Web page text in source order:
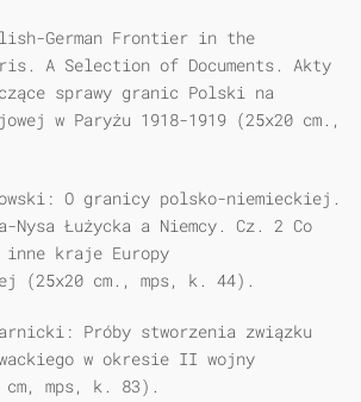
German Frontier in the
A Selection of Documents. Akty
sprawy granic Polski na
w Paryżu 1918-1919 (25x20 cm.,
O granicy polsko-niemieckiej.
Nysa Łużycka a Niemcy. Cz. 2 Co
kraje Europy
(25x20 cm., mps, k. 44).
Próby stworzenia związku
w okresie II wojny
cm, mps, k. 83).